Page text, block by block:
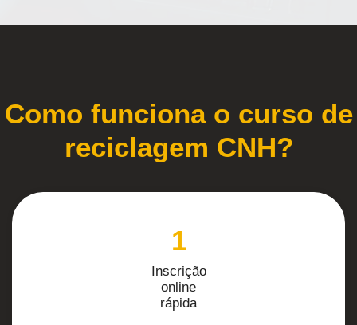
Como funciona o curso de
reciclagem CNH?
1
Inscrição
online
rápida